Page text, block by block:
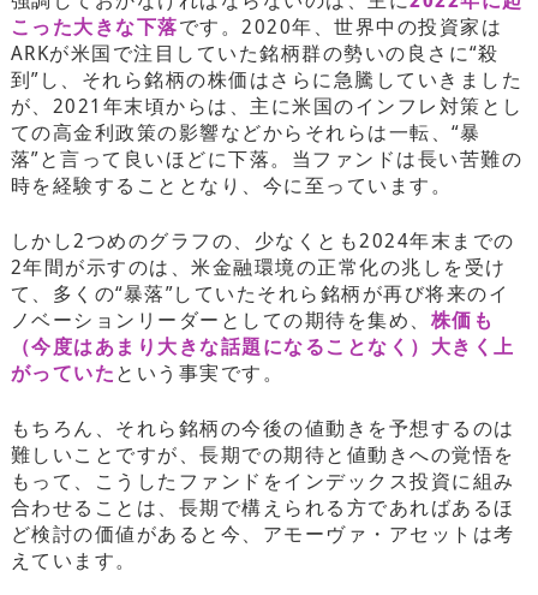
こった大きな下落です。2020年、世界中の投資家は
ARKが米国で注目していた銘柄群の勢いの良さに“殺
到”し、それら銘柄の株価はさらに急騰していきました
が、2021年末頃からは、主に米国のインフレ対策とし
ての高金利政策の影響などからそれらは一転、“暴
落”と言って良いほどに下落。当ファンドは長い苦難の
時を経験することとなり、今に至っています。
しかし2つめのグラフの、少なくとも2024年末までの
2年間が示すのは、米金融環境の正常化の兆しを受け
て、多くの“暴落”していたそれら銘柄が再び将来のイ
ノベーションリーダーとしての期待を集め、 株価も
（今度はあまり大きな話題になることなく）大きく上
がっていたという事実です。
もちろん、それら銘柄の今後の値動きを予想するのは
難しいことですが、長期での期待と値動きへの覚悟を
もって、こうしたファンドをインデックス投資に組み
合わせることは、長期で構えられる方であればあるほ
ど検討の価値があると今、アモーヴァ・アセットは考
えています。